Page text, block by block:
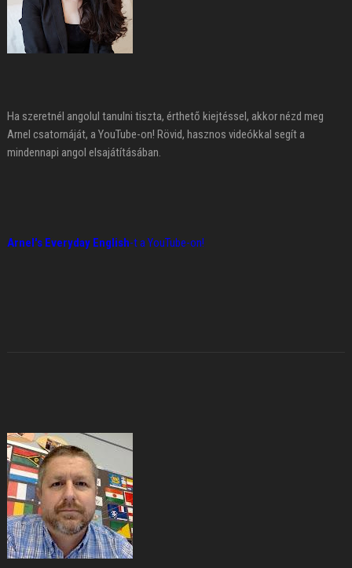
Ha szeretnél angolul tanulni tiszta, érthető kiejtéssel, akkor nézd meg
Arnel csatornáját, a YouTube-on! Rövid, hasznos videókkal segít a
mindennapi angol elsajátításában.
Arnel's Everyday English-t a YouTube-on!